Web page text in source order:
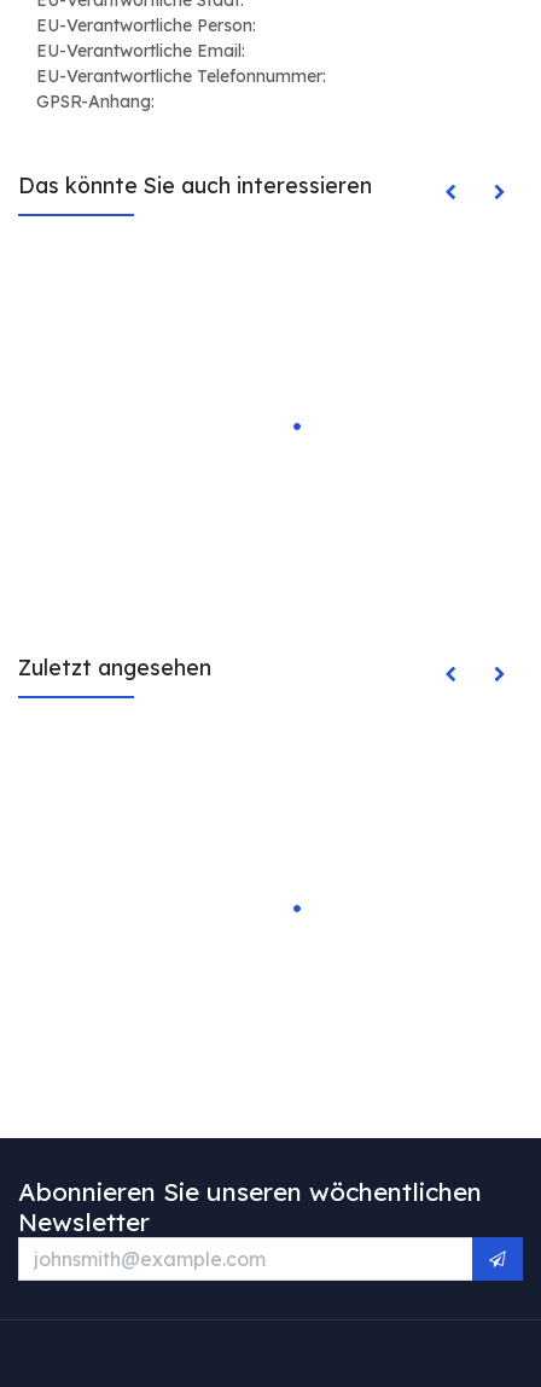
EU-Verantwortliche Person:
EU-Verantwortliche Email:
EU-Verantwortliche Telefonnummer:
GPSR-Anhang:
Das könnte Sie auch interessieren
Zuletzt angesehen
Abonnieren Sie unseren wöchentlichen
Newsletter